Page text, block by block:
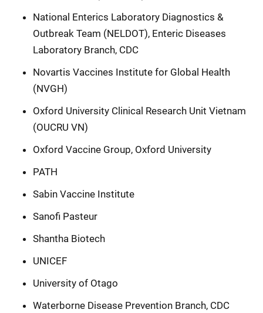
National Enterics Laboratory Diagnostics &
Outbreak Team (NELDOT), Enteric Diseases
Laboratory Branch, CDC
Novartis Vaccines Institute for Global Health
(NVGH)
Oxford University Clinical Research Unit Vietnam
(OUCRU VN)
Oxford Vaccine Group, Oxford University
PATH
Sabin Vaccine Institute
Sanofi Pasteur
Shantha Biotech
UNICEF
University of Otago
Waterborne Disease Prevention Branch, CDC